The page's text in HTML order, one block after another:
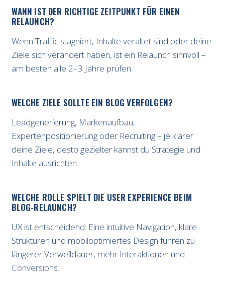
WANN IST DER RICHTIGE ZEITPUNKT FÜR EINEN
RELAUNCH?
Wenn Traffic stagniert, Inhalte veraltet sind oder deine
Ziele sich verändert haben, ist ein Relaunch sinnvoll –
am besten alle 2–3 Jahre prüfen.
WELCHE ZIELE SOLLTE EIN BLOG VERFOLGEN?
Leadgenerierung, Markenaufbau,
Expertenpositionierung oder Recruiting – je klarer
deine Ziele, desto gezielter kannst du Strategie und
Inhalte ausrichten.
WELCHE ROLLE SPIELT DIE USER EXPERIENCE BEIM
BLOG-RELAUNCH?
UX ist entscheidend: Eine intuitive Navigation, klare
Strukturen und mobiloptimiertes Design führen zu
längerer Verweildauer, mehr Interaktionen und
Conversions.